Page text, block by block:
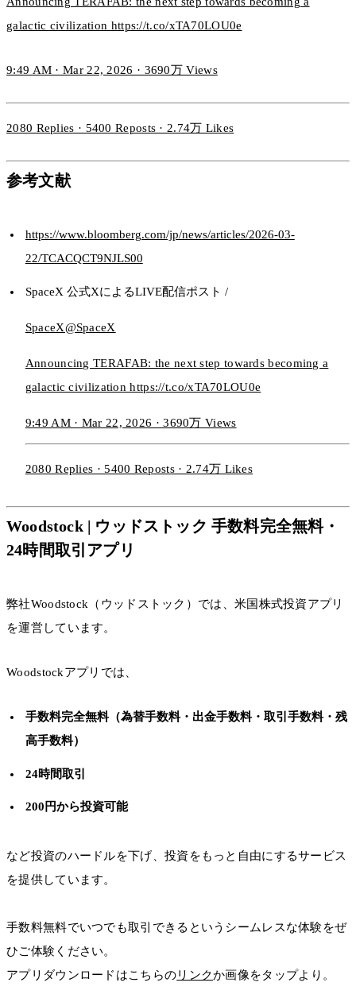
galactic civilization https://t.co/xTA70LOU0e
9:49 AM · Mar 22, 2026 · 3690万 Views
2080 Replies · 5400 Reposts · 2.74万 Likes
参考文献
https://www.bloomberg.com/jp/news/articles/2026-03-
22/TCACQCT9NJLS00
SpaceX 公式XによるLIVE配信ポスト /
SpaceX@SpaceX
Announcing TERAFAB: the next step towards becoming a
galactic civilization https://t.co/xTA70LOU0e
9:49 AM · Mar 22, 2026 · 3690万 Views
2080 Replies · 5400 Reposts · 2.74万 Likes
Woodstock | ウッドストック 手数料完全無料・
24時間取引アプリ
弊社Woodstock（ウッドストック）では、米国株式投資アプリ
を運営しています。
Woodstockアプリでは、
手数料完全無料（為替手数料・出金手数料・取引手数料・残
高手数料）
24時間取引
200円から投資可能
など投資のハードルを下げ、投資をもっと自由にするサービス
を提供しています。
手数料無料でいつでも取引できるというシームレスな体験をぜ
ひご体験ください。
アプリダウンロードはこちらのリンクか画像をタップより。